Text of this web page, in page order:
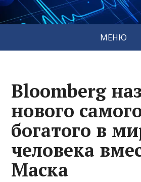
МЕНЮ
Bloomberg
нового
богатого в
человека
Маска